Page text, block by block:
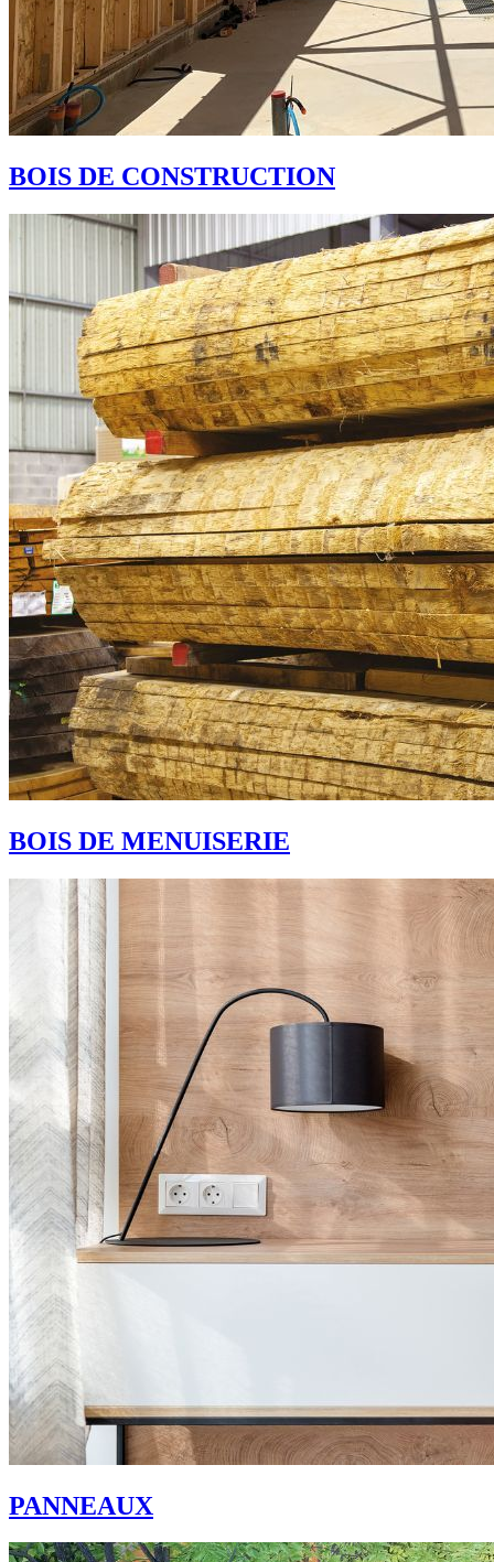
BOIS DE CONSTRUCTION
BOIS DE MENUISERIE
PANNEAUX